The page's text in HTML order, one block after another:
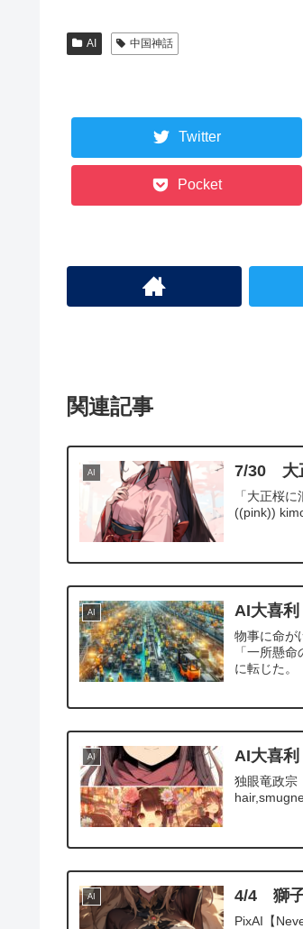
AI 中国神話
Twitter
Pocket
関連記事
AI 7/30 大
「大正桜
((pink))
AI AI大喜利
物事に命が
「一所懸
に転じた。
AI AI大喜
独眼竜政宗
AI 4/4 獅子
PixAI【